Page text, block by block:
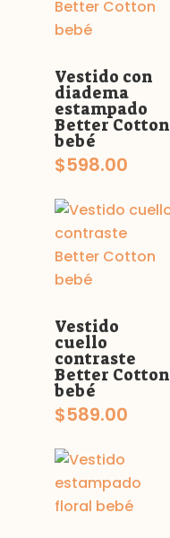
Vestido con
diadema
estampado
Better Cotton
bebé
$598.00
Vestido
cuello
contraste
Better Cotton
bebé
$589.00